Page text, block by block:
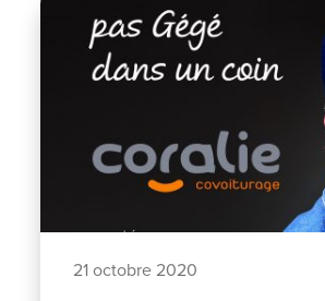
21 octobre 2020